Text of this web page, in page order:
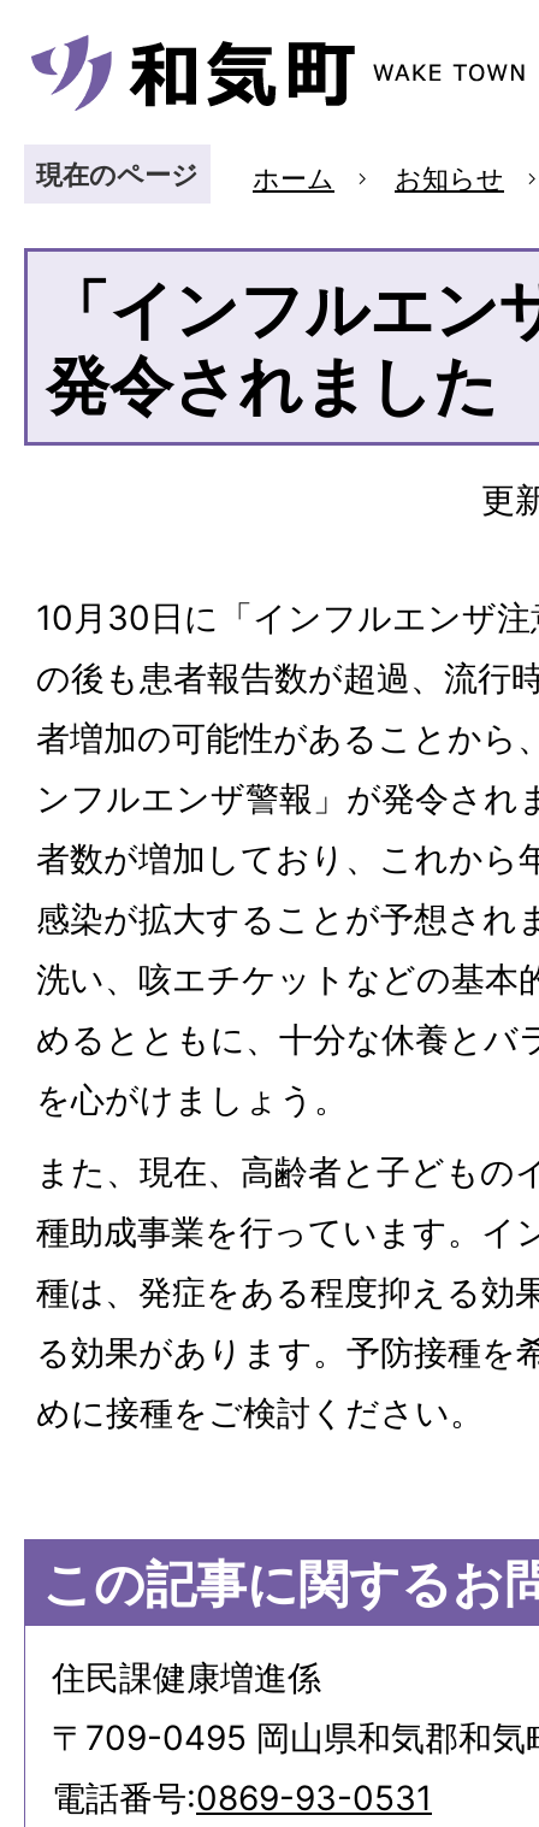
現在のページ ホーム お知らせ
「インフルエン
発令されました
更
10月30日に「インフルエンザ
の後も患者報告数が超過、流行
者増加の可能性があることから
ンフルエンザ警報」が発令され
者数が増加しており、これから
感染が拡大することが予想され
洗い、咳エチケットなどの基本
めるとともに、十分な休養とバ
を心がけましょう。
また、現在、高齢者と子どもの
種助成事業を行っています。イ
種は、発症をある程度抑える効
る効果があります。予防接種を
めに接種をご検討ください。
この記事に関するお
住民課健康増進係
〒709-0495 岡山県和気郡和気
電話番号:0869-93-0531